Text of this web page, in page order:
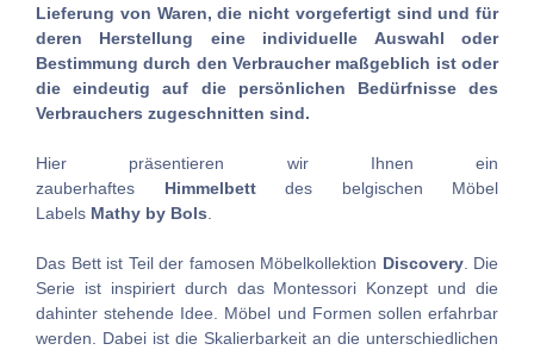
Lieferung von Waren, die nicht vorgefertigt sind und für
deren Herstellung eine individuelle Auswahl oder
Bestimmung durch den Verbraucher maßgeblich ist oder
die eindeutig auf die persönlichen Bedürfnisse des
Verbrauchers zugeschnitten sind.
Hier präsentieren wir Ihnen ein
zauberhaftes Himmelbettdes belgischen Möbel
Labels Mathy by Bols.
Das Bett ist Teil der famosen Möbelkollektion Discovery. Die
Serie ist inspiriert durch das Montessori Konzept und die
dahinter stehende Idee. Möbel und Formen sollen erfahrbar
werden. Dabei ist die Skalierbarkeit an die unterschiedlichen